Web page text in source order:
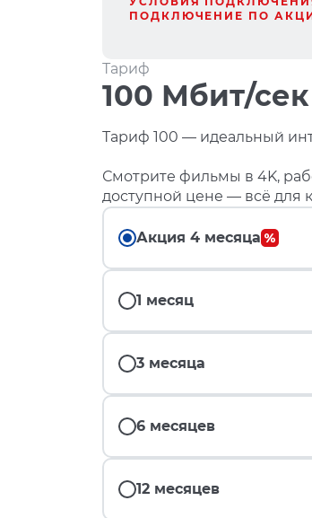
ПОДКЛЮЧЕНИЕ ПО
Тариф
100 Мбит/сек
Тариф 100 — идеальный
Смотрите фильмы в 4K,
доступной цене — всё для
Акция 4 месяца
1 месяц
3 месяца
6 месяцев
12 месяцев